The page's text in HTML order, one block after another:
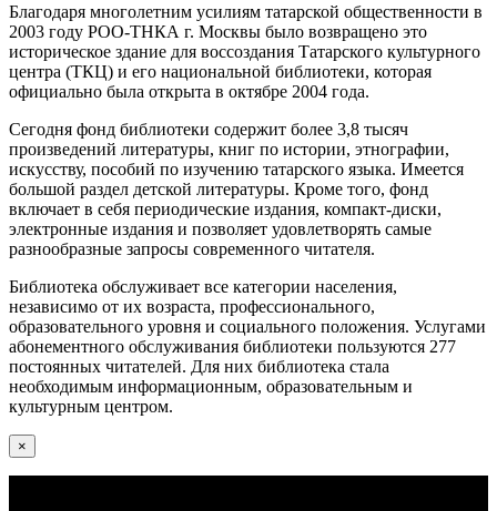
Благодаря многолетним усилиям татарской общественности в
2003 году РОО-ТНКА г. Москвы было возвращено это
историческое здание для воссоздания Татарского культурного
центра (ТКЦ) и его национальной библиотеки, которая
официально была открыта в октябре 2004 года.
Сегодня фонд библиотеки содержит более 3,8 тысяч
произведений литературы, книг по истории, этнографии,
искусству, пособий по изучению татарского языка. Имеется
большой раздел детской литературы. Кроме того, фонд
включает в себя периодические издания, компакт-диски,
электронные издания и позволяет удовлетворять самые
разнообразные запросы современного читателя.
Библиотека обслуживает все категории населения,
независимо от их возраста, профессионального,
образовательного уровня и социального положения. Услугами
абонементного обслуживания библиотеки пользуются 277
постоянных читателей. Для них библиотека стала
необходимым информационным, образовательным и
культурным центром.
×